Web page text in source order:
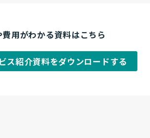
用がわかる資料はこちら
ス紹介資料をダウンロードする